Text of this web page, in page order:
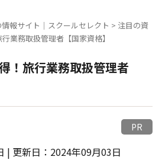
報サイト｜スクールセレクト > 注目の資
業務取扱管理者【国家資格】
！旅行業務取扱管理者
PR
| 更新日：2024年09月03日